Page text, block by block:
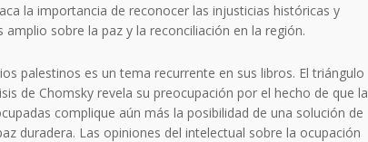
la importancia de reconocer las injusticias históricas y
sobre la paz y la reconciliación en la región.
palestinos es un tema recurrente en sus libros. El triángulo
de Chomsky revela su preocupación por el hecho de que la
complique aún más la posibilidad de una solución de
duradera. Las opiniones del intelectual sobre la ocupación